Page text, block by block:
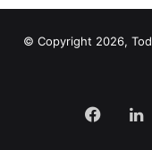
© Copyright 2026,